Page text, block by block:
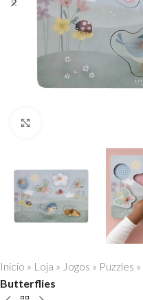
Início » Loja » Jogos » Puzzles »
Butterflies